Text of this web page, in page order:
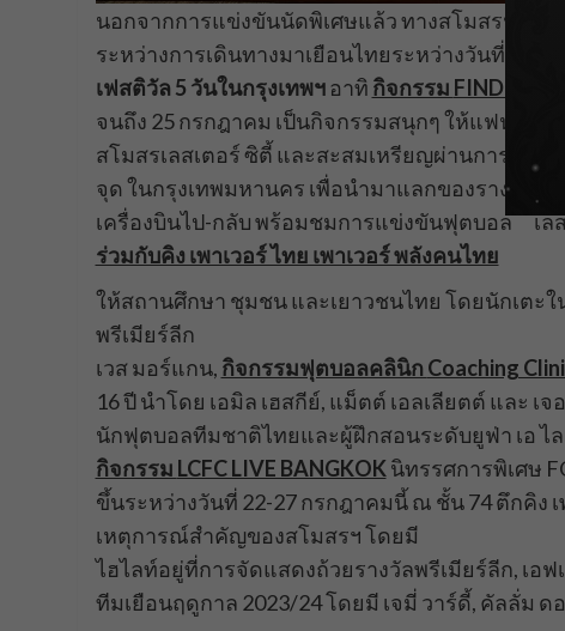
นอกจากการแข่งขันนัดพิเศษแล้ว ทางสโมสรฟุตบอ
ระหว่างการเดินทางมาเยือนไทยระหว่างวันที่ 21-
เฟสติวัล 5 วันในกรุงเทพฯอาทิ กิจกรรม FIND
จนถึง 25 กรกฎาคม เป็นกิจกรรมสนุกๆ ให้แฟนๆ ขอ
สโมสรเลสเตอร์ ซิตี้ และสะสมเหรียญผ่านการเก็บ
จุด ในกรุงเทพมหานคร เพื่อนำมาแลกของรางวัลพิ
เครื่องบินไป-กลับ พร้อมชมการแข่งขันฟุตบอล เล
ร่วมกับคิง เพาเวอร์ ไทย เพาเวอร์ พลังคนไทย
ให้สถานศึกษา ชุมชน และเยาวชนไทย โดยนักเต
พรีเมียร์ลีก
เวส มอร์แกน, กิจกรรมฟุตบอลคลินิก Coaching
16 ปี นำโดย เอมิล เฮสกีย์, แม็ตต์ เอลเลียตต์ และ
นักฟุตบอลทีมชาติไทยและผู้ฝึกสอนระดับยูฟ่า เอ ไ
กิจกรรม LCFC LIVE BANGKOK นิทรรศการพิเศษ
ขึ้นระหว่างวันที่ 22-27 กรกฎาคมนี้ ณ ชั้น 74 ตึกคิง
เหตุการณ์สำคัญของสโมสรฯ โดยมี
ไฮไลท์อยู่ที่การจัดแสดงถ้วยรางวัลพรีเมียร์ลีก, เอ
ทีมเยือนฤดูกาล 2023/24 โดยมี เจมี่ วาร์ดี้, คัลลั่ม ด